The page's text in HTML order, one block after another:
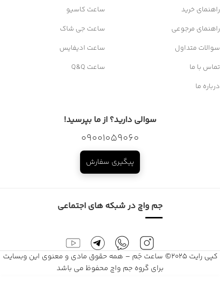
راهنمای خرید
راهنمای مرجوعی
سوالات متداول
تماس با ما
درباره ما
ساعت کاسیو
ساعت جی شاک
ساعت ادیفایس
ساعت Q&Q
سوالی دارید؟ از ما بپرسید!
09001059060
پیگیری سفارش
جم واچ در شبکه های اجتماعی
کپی رایت 2025© ساعت جَم – همه حقوق مادی و معنوی این وبسایت
برای گروه جم واچ محفوظ می باشد